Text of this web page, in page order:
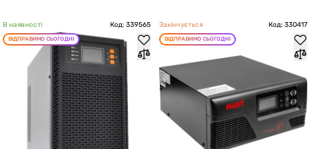
В наявності Код: 339565
ВІДПРАВИМО СЬОГОДНІ
Закінчується Код: 330417
ВІДПРАВИМО СЬОГОДНІ